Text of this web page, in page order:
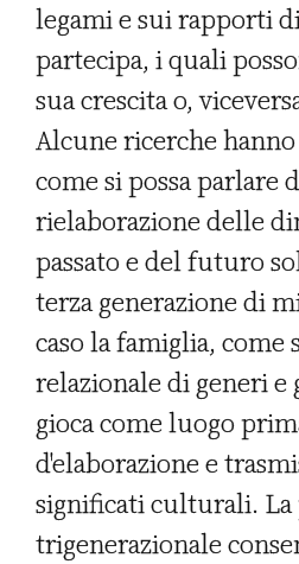
legami e sui rapporti
partecipa, i quali
sua crescita o,
Alcune ricerche
come si possa parlare
rielaborazione delle
passato e del futuro
terza generazione di
caso la famiglia, come
relazionale di generi e
gioca come luogo
d'elaborazione e
significati culturali.
trigenerazionale